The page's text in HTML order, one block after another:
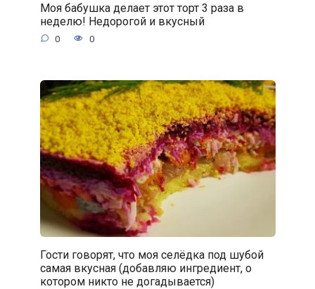
Моя бабушка делает этот торт 3 раза в
неделю! Недорогой и вкусный
0 0
Гости говорят, что моя селёдка под шубой
самая вкусная (добавляю ингредиент, о
котором никто не догадывается)